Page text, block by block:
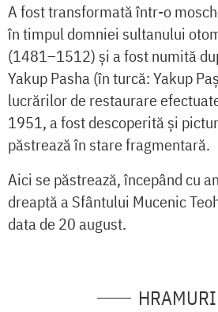
A fost transformată într-o
în timpul domniei sultanului
(1481–1512) și a fost numită
Yakup Pasha (în turcă: Yakup
lucrărilor de restaurare
1951, a fost descoperită și
păstrează în stare fragmentară.
Aici se păstrează, începând cu
dreaptă a Sfântului Mucenic
data de 20 august.
HRAMURI